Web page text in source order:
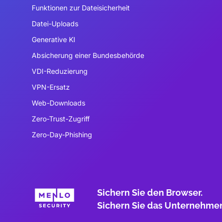
Funktionen zur Dateisicherheit
Datei-Uploads
Generative KI
Absicherung einer Bundesbehörde
VDI-Reduzierung
VPN-Ersatz
Web-Downloads
Zero-Trust-Zugriff
Zero-Day-Phishing
Sichern Sie den Browser.
Sichern Sie das